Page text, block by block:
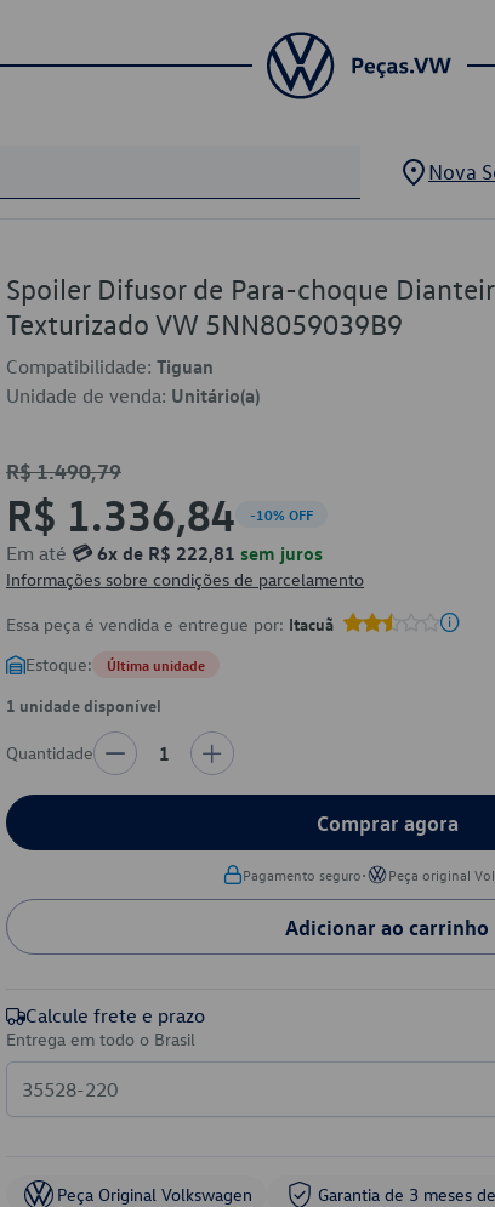
Nova
Spoiler Difusor de Para-choque
Texturizado VW 5NN8059039B9
Compatibilidade: Tiguan
Unidade de venda: Unitário(a)
R$ 1.490,79
R$ 1.336,84 -10% OFF
Em até 💳 6x de R$ 222,81 sem juros
Informações sobre condições de parcelamento
Essa peça é vendida e entregue por: Itacuã
Estoque: Última unidade
1 unidade disponível
Quantidade 1
Comprar agora
Pagamento seguro• Peça original
Adicionar ao carrinho
Calcule frete e prazo
Entrega em todo o Brasil
Peça Original Volkswagen Garantia de 3 meses